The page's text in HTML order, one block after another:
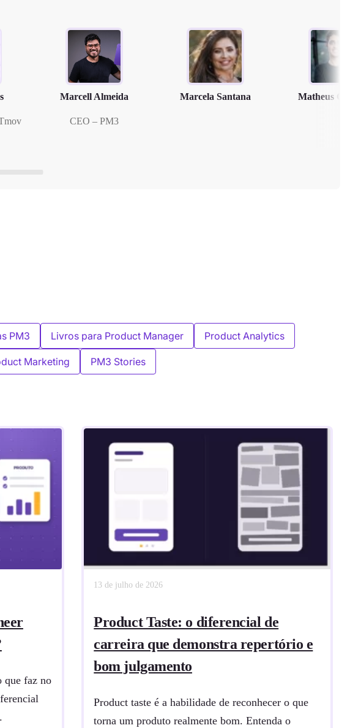
Marcell Almeida
CEO – PM3
Marcela Santana Matheus
PM3 Livros para Product Manager Product Analytics
Marketing PM3 Stories
que faz no
13 de julho de 2026
Product Taste: o diferencial de
carreira que demonstra repertório e
bom julgamento
Product taste é a habilidade de reconhecer o que
torna um produto realmente bom. Entenda o